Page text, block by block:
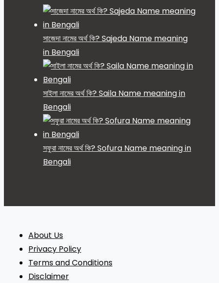
সাজেদা নামের অর্থ কি? Sajeda Name meaning
in Bengali
সাইলা নামের অর্থ কি? Saila Name meaning in
Bengali
সফুরা নামের অর্থ কি? Sofura Name meaning in
Bengali
About Us
Privacy Policy
Terms and Conditions
Disclaimer